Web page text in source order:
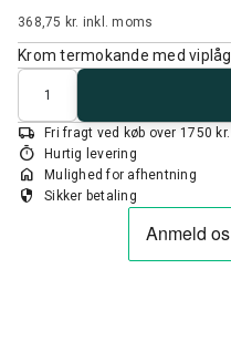
368,75 kr. inkl. moms
Krom termokande med viplåg
Antal
local_shipping Fri fragt ved køb over 1750 kr.
timer Hurtig levering
home Mulighed for afhentning
security Sikker betaling